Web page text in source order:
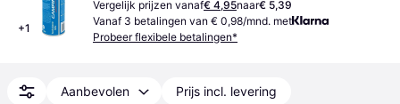
+1
Vergelijk prijzen vanaf€ 4,95naar€ 5,39
Vanaf 3 betalingen van € 0,98/mnd. met
Probeer flexibele betalingen*
Aanbevolen Prijs incl. levering